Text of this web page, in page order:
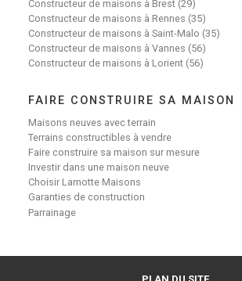
Constructeur de maisons à Brest (29)
Constructeur de maisons à Rennes (35)
Constructeur de maisons à Saint-Malo (35)
Constructeur de maisons à Vannes (56)
Constructeur de maisons à Lorient (56)
FAIRE CONSTRUIRE SA MAISON
Maisons neuves avec terrain
Terrains constructibles à vendre
Faire construire sa maison sur mesure
Investir dans une maison neuve
Choisir Lamotte Maisons
Garanties de construction
Parrainage